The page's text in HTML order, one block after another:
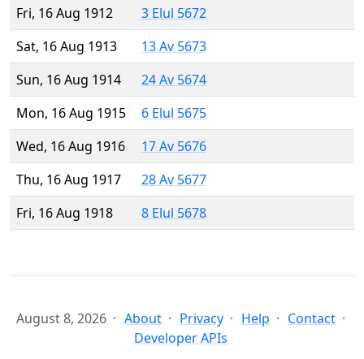
Fri, 16 Aug 1912
3 Elul 5672
Sat, 16 Aug 1913
13 Av 5673
Sun, 16 Aug 1914
24 Av 5674
Mon, 16 Aug 1915
6 Elul 5675
Wed, 16 Aug 1916
17 Av 5676
Thu, 16 Aug 1917
28 Av 5677
Fri, 16 Aug 1918
8 Elul 5678
August 8, 2026 About Privacy Help
Contact
Developer APIs